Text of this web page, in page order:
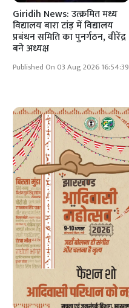
Giridih News: उत्क्रमित मध्य
विद्यालय बारा टांड़ में विद्यालय
प्रबंधन समिति का पुनर्गठन, वीरेंद्र
बने अध्यक्ष
Published On 03 Aug 2026 16:54:39